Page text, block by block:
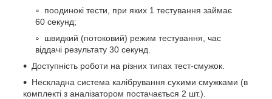
поодинокі тести, при яких 1 тестування займає
60 секунд;
швидкий (потоковий) режим тестування, час
віддачі результату 30 секунд.
Доступність роботи на різних типах тест-смужок.
Нескладна система калібрування сухими смужками (в
комплекті з аналізатором постачається 2 шт.).